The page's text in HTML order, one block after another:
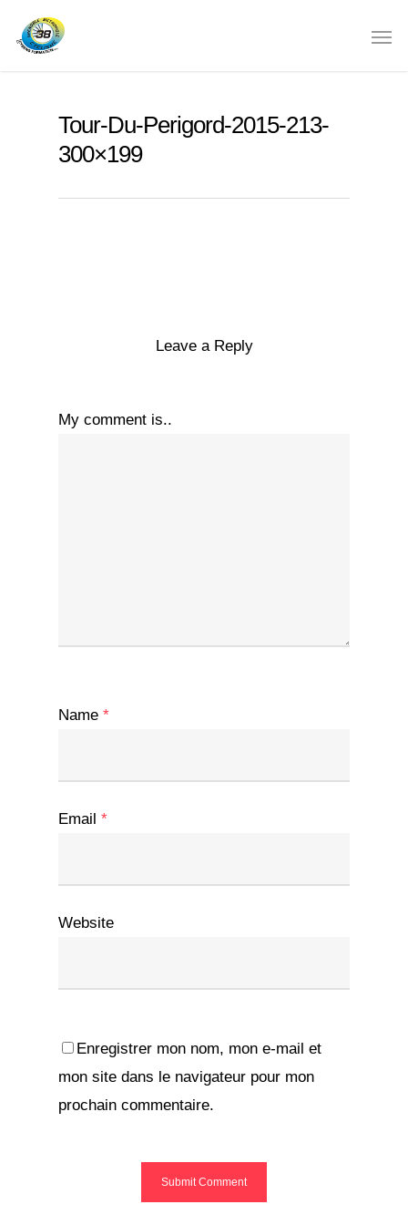
Tour-Du-Perigord-2015-213-
300×199
Leave a Reply
My comment is..
Name *
Email *
Website
Enregistrer mon nom, mon e-mail et
mon site dans le navigateur pour mon
prochain commentaire.